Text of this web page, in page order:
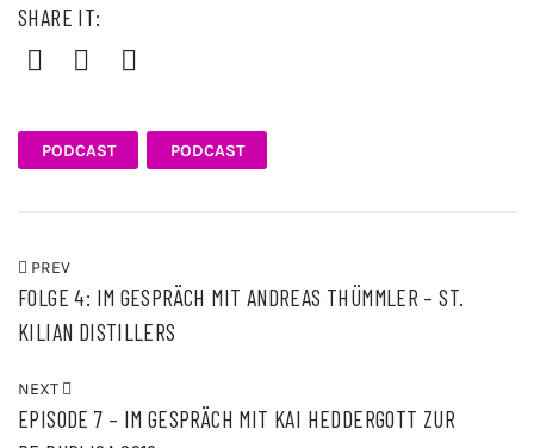
SHARE IT:
FacebookTwitterPinterest
PODCAST PODCAST
PREV
FOLGE 4: IM GESPRÄCH MIT ANDREAS THÜMMLER – ST.
KILIAN DISTILLERS
NEXT
EPISODE 7 – IM GESPRÄCH MIT KAI HEDDERGOTT ZUR